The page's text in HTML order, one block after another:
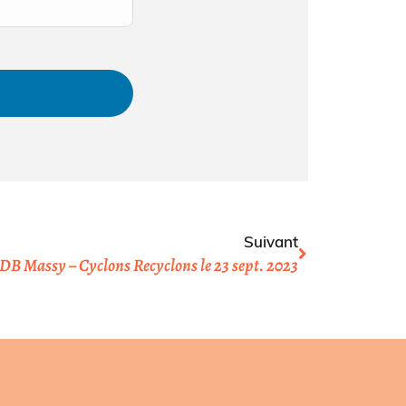
Suivant
Massy – Cyclons Recyclons le 23 sept. 2023